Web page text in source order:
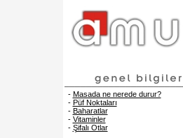
- Masada ne nerede durur?
- Püf Noktaları
- Baharatlar
- Vitaminler
- Şifalı Otlar